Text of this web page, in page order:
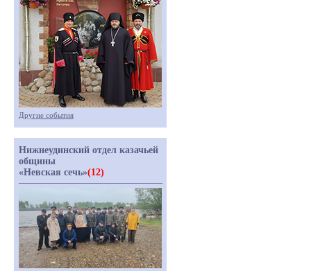
Другие события
Нижнеудинский отдел казачьей
общины
«Невская сечь»(12)